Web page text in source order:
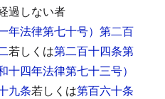
過しない者
年法律第七十号）第二百
若しくは第二百十四条第
十四年法律第七十三号）
九条若しくは第百六十条